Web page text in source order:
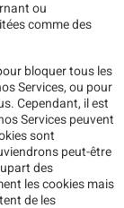
ou
comme des
bloquer tous les
Services, ou pour
Cependant, il est
Services peuvent
sont
peut-être
des
les cookies mais
de les